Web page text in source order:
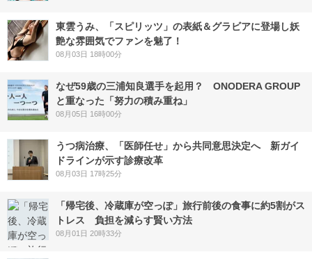
東雲うみ、「スピリッツ」の表紙＆グラビアに登場し妖
艶な雰囲気でファンを魅了！
08月03日 18時00分
なぜ59歳の三浦知良選手を起用？ ONODERA GROUP
と重なった「努力の積み重ね」
08月05日 16時00分
うつ病治療、「医師任せ」から共同意思決定へ 新ガイ
ドラインが示す診療改革
08月03日 17時25分
「帰宅後、冷蔵庫が空っぽ」旅行前後の食事に約5割がス
トレス 負担を減らす賢い方法
08月01日 20時33分